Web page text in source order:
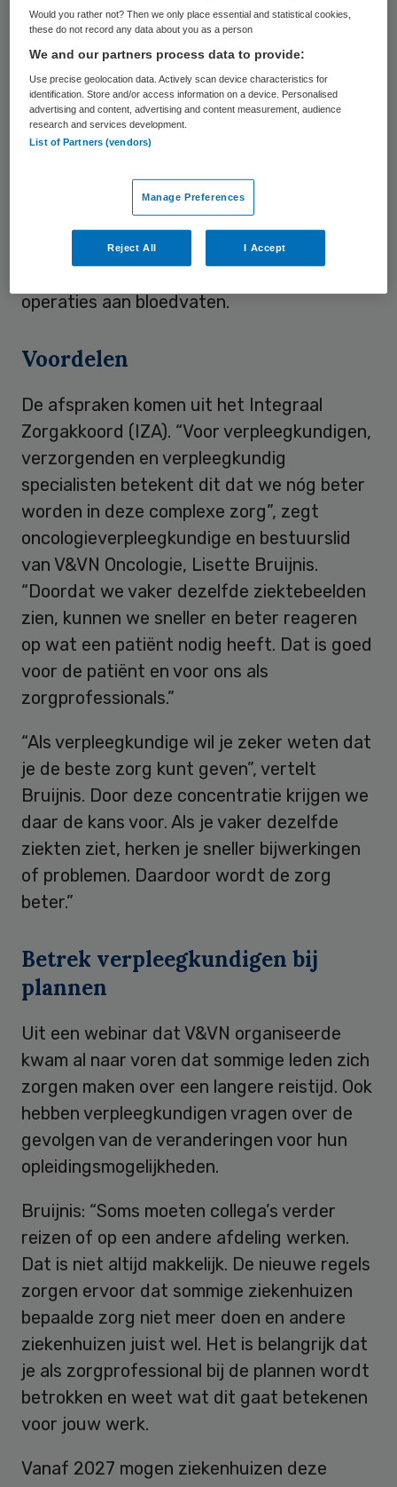
Complexe behandelingen
De partijen hebbenafgesprokenhoeveel
van deze complexe behandelingen een
ziekenhuis minimaal moet doen om deze
om 18 specifieke complexe behandelingen
en operaties bij onder andere hoofd-
halskanker, alvleesklierkanker, longkanker,
operaties aan bloedvaten.
Voordelen
De afspraken komen uit het Integraal
Zorgakkoord (IZA). “Voor verpleegkundigen,
verzorgenden en verpleegkundig
specialisten betekent dit dat we nóg beter
worden in deze complexe zorg”, zegt
oncologieverpleegkundige en bestuurslid
van V&VN Oncologie, Lisette Bruijnis.
“Doordat we vaker dezelfde ziektebeelden
zien, kunnen we sneller en beter reageren
op wat een patiënt nodig heeft. Dat is goed
voor de patiënt en voor ons als
zorgprofessionals.”
“Als verpleegkundige wil je zeker weten dat
je de beste zorg kunt geven”, vertelt
Bruijnis. Door deze concentratie krijgen we
daar de kans voor. Als je vaker dezelfde
ziekten ziet, herken je sneller bijwerkingen
of problemen. Daardoor wordt de zorg
beter.”
Betrek verpleegkundigen bij
plannen
Uit een webinar dat V&VN organiseerde
kwam al naar voren dat sommige leden zich
zorgen maken over een langere reistijd. Ook
hebben verpleegkundigen vragen over de
gevolgen van de veranderingen voor hun
opleidingsmogelijkheden.
Bruijnis: “Soms moeten collega’s verder
reizen of op een andere afdeling werken.
Dat is niet altijd makkelijk. De nieuwe regels
zorgen ervoor dat sommige ziekenhuizen
bepaalde zorg niet meer doen en andere
ziekenhuizen juist wel. Het is belangrijk dat
je als zorgprofessional bij de plannen wordt
betrokken en weet wat dit gaat betekenen
voor jouw werk.
Vanaf 2027 mogen ziekenhuizen deze
Would you rather not? Then we only place essential and statistical cookies,
these do not record any data about you as a person
We and our partners process data to provide:
Use precise geolocation data. Actively scan device characteristics for
identification. Store and/or access information on a device. Personalised
advertising and content, advertising and content measurement, audience
research and services development.
List of Partners (vendors)
Manage Preferences
Reject All I Accept